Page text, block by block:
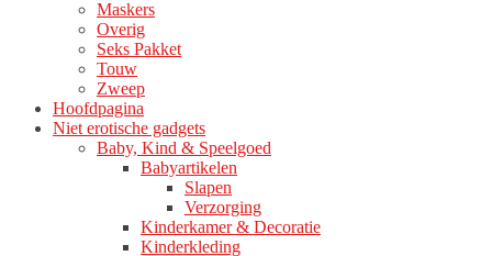
Maskers
Overig
Seks Pakket
Touw
Zweep
Hoofdpagina
Niet erotische gadgets
Baby, Kind & Speelgoed
Babyartikelen
Slapen
Verzorging
Kinderkamer & Decoratie
Kinderkleding